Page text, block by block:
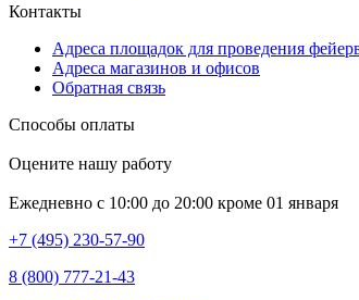
Контакты
Адреса площадок для проведения
Адреса магазинов и офисов
Обратная связь
Способы оплаты
Оцените нашу работу
Ежедневно с 10:00 до 20:00 кроме 01 января
+7 (495) 230-57-90
8 (800) 777-21-43